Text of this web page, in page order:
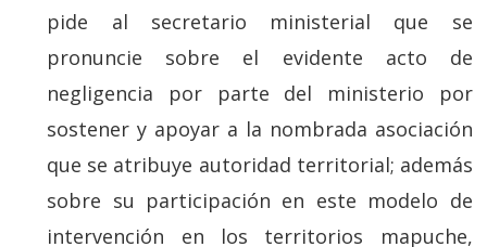
pide al secretario ministerial que se
pronuncie sobre el evidente acto de
negligencia por parte del ministerio por
sostener y apoyar a la nombrada asociación
que se atribuye autoridad territorial; además
sobre su participación en este modelo de
intervención en los territorios mapuche,